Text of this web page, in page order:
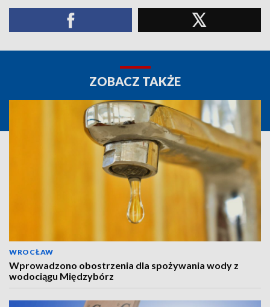
ZOBACZ TAKŻE
WROCŁAW
Wprowadzono obostrzenia dla spożywania wody z
wodociągu Międzybórz